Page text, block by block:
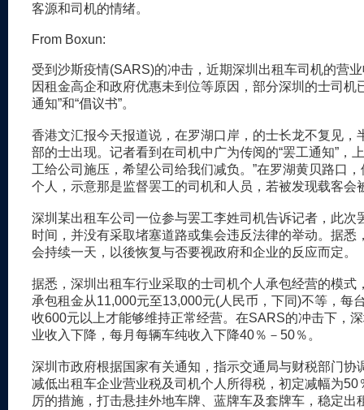
客源和司机的情绪。
From Boxun:
受到沙斯疫情(SARS)的冲击，近期深圳出租车司机的营
因租金高企和政府优惠未到位等原因，部分深圳的士司机
通知”和“倡议书”。
香港文汇报今天报道说，在罗湖口岸，的士长龙不复见，
部的士出现。记者看到在司机中广为传阅的“罢工通知”，
工给公司施压，希望公司给我们减负。”在罗湖黄贝路口
个人，示意那是监督罢工的司机和人员，若被发现载客会
深圳某出租车公司一位参与罢工李姓司机告诉记者，此次
时间，并没有采取堵塞道路或集会违反法律的举动。据悉
会持续一天，以後恢复与否要视政府和企业的反应而定。
据悉，深圳出租车行业采取的士司机个人承包经营的模式
承包租金从11,000元至13,000元(人民币，下同)不等，每
收600元以上才能够维持正常经营。在SARS的冲击下，
业收入下降，每月每辆车纯收入下降40％－50％。
深圳市政府根据国家有关通知，指示交通局与财税部门协
减低出租车企业营业税及司机个人所得税，初定减幅为50
厉的措施，打击悬挂外地车牌、蓝牌车及套牌车，稳定出